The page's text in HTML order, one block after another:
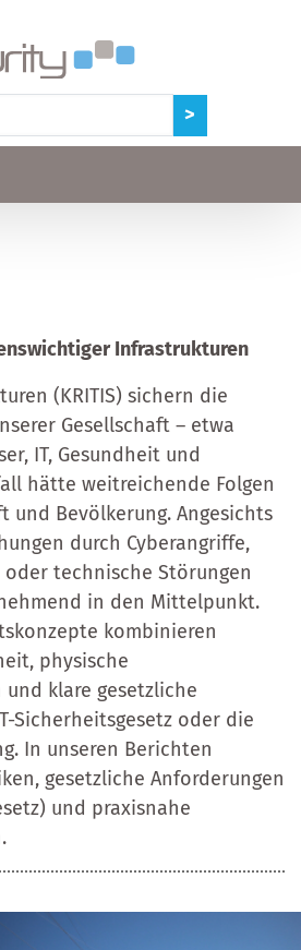
Infrastrukturen
(KRITIS) sichern die
Gesellschaft – etwa
IT, Gesundheit und
hätte weitreichende Folgen
und Bevölkerung. Angesichts
durch Cyberangriffe,
technische Störungen
in den Mittelpunkt.
kombinieren
physische
klare gesetzliche
Sicherheitsgesetz oder die
In unseren Berichten
gesetzliche Anforderungen
und praxisnahe